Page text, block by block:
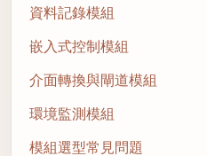
資料記錄模組
嵌入式控制模組
介面轉換與閘道模組
環境監測模組
模組選型常見問題